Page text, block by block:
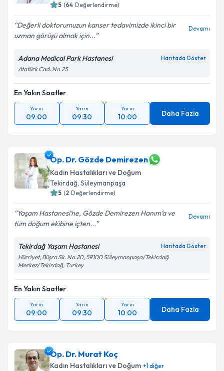
5 (64 Değerlendirme)
Değerli doktorumuzun kanser tedavimizde ikinci bir
uzman görüşü almak için...
Devamı
Adana Medical Park Hastanesi Haritada Göster
Atatürk Cad. No:23
En Yakın Saatler
Yarın
09:00
Yarın
09:30
Yarın
10:00 Daha Fazla
Op. Dr. Gözde Demirezen
Kadın Hastalıkları ve Doğum
Tekirdağ, Süleymanpaşa
5 (2 Değerlendirme)
Yaşam Hastanesi’ne, Gözde Demirezen Hanım’a ve
tüm doğum ekibine içten...
Devamı
Tekirdağ Yaşam Hastanesi Haritada Göster
Hürriyet, Büşra Sk. No:20, 59100 Süleymanpaşa/Tekirdağ
Merkez/Tekirdağ, Turkey
En Yakın Saatler
Yarın
09:00
Yarın
09:30
Yarın
10:00 Daha Fazla
Op. Dr. Murat Koç
Kadın Hastalıkları ve Doğum +1diğer